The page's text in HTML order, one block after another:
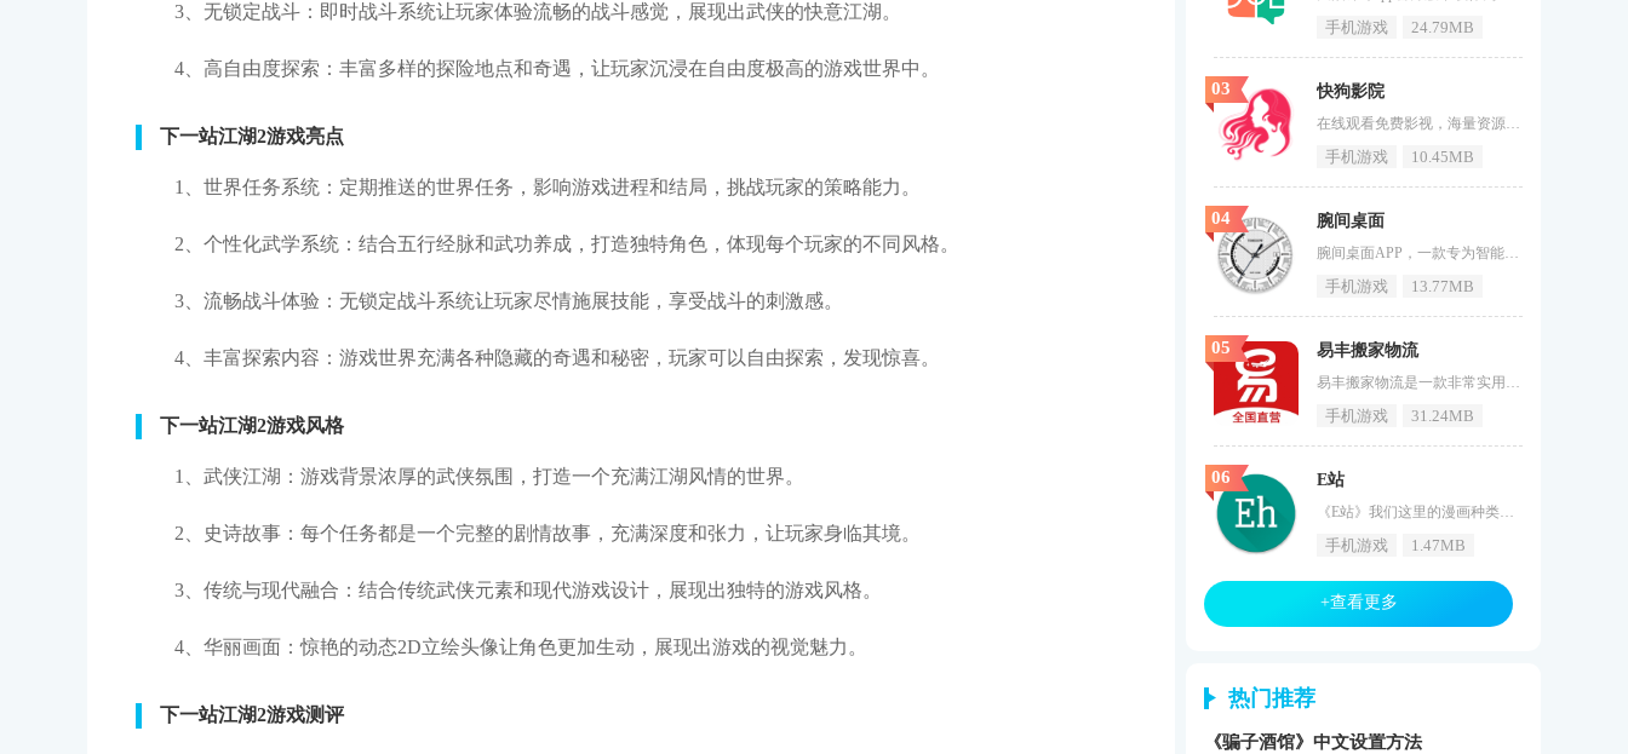
3、无锁定战斗：即时战斗系统让玩家体验流畅的战斗感觉，展现出武侠的快意江湖。
4、高自由度探索：丰富多样的探险地点和奇遇，让玩家沉浸在自由度极高的游戏世界中。
下一站江湖2游戏亮点
1、世界任务系统：定期推送的世界任务，影响游戏进程和结局，挑战玩家的策略能力。
2、个性化武学系统：结合五行经脉和武功养成，打造独特角色，体现每个玩家的不同风格。
3、流畅战斗体验：无锁定战斗系统让玩家尽情施展技能，享受战斗的刺激感。
4、丰富探索内容：游戏世界充满各种隐藏的奇遇和秘密，玩家可以自由探索，发现惊喜。
下一站江湖2游戏风格
1、武侠江湖：游戏背景浓厚的武侠氛围，打造一个充满江湖风情的世界。
2、史诗故事：每个任务都是一个完整的剧情故事，充满深度和张力，让玩家身临其境。
3、传统与现代融合：结合传统武侠元素和现代游戏设计，展现出独特的游戏风格。
4、华丽画面：惊艳的动态2D立绘头像让角色更加生动，展现出游戏的视觉魅力。
下一站江湖2游戏测评
手机游戏 24.79MB
快狗影院
在线观看免费影视，海量资源随意下载。《快狗影院》在这里拥有海量的影视进行观看，海量的资源可以免费下载。你的追剧体验相当的不错，打开手机就能观看影视的资源，所有你喜欢的资源都免费提供给你，还有大量有趣的影视内容体验。如果喜欢这款软件的用户不要在犹豫了快来71游戏网下载吧。快狗影院特色1、快狗影院一键将您喜欢的电影缓存在本地视频中，可以实现更多的批处理管理，操作非常简单。2、在线缓存包含在线电视连续剧等资源，因此您可以随时查找自己喜欢的电影，进行免费观看。3、免费观看最新
手机游戏 10.45MB
03
腕间桌面
腕间桌面APP，一款专为智能手表用户量身打造的个性化桌面软件，它以其强大的兼容性和丰富的自定义功能赢得了广大用户的青睐。无论是安卓还是非AppleWatch的智能手表，都能轻松适配腕间桌面，实现一键换装，让您的手表表盘焕然一新。软件界面简洁直观，操作流畅便捷，支持用户自由设置表盘样式、应用布局及屏幕亮度等，满足个性化需求。腕间桌面还具备自动时间校准、通知管理等功能，让您的手表更加智能、实用。腕间桌面APP怎么使用1、进入软件以后我们需要给予腕间桌面app的所有权限；2
手机游戏 13.77MB
04
易丰搬家物流
易丰搬家物流是一款非常实用的搬家服务应用，可以满足用户在全国各地搬家的需求。通过这款APP，用户可以轻松地一键预约，非常方便，尤其是对于繁忙的城市人群。软件界面简洁明了，用户可以快速找到自己需要的功能，如查看订单、预约搬家等。易丰搬家还提供专业的包装、拆装和搬运服务，涵盖了多种搬家需求，包括跨城、同城、办公搬迁等，服务的多样性令人满意。计费规则明确，用户在使用过程中不会对隐性收费感到不安，搬家更放心。怎么下单1、打开易丰搬家物流，登录自己的账号；2、我们设置从哪里搬出，
手机游戏 31.24MB
05
E站
《E站》我们这里的漫画种类非常的多，比如经典的日漫、水墨风的国漫、言情的韩漫和科幻的美漫。我们这里的漫画还有着排行榜，经常是我们的国漫占据第一的榜首，说明国内用户还是喜欢国漫，喜欢的用户快来游戏窝手游网下载使用吧！E站介绍e站app是一款专为喜欢漫画的漫友打造的最新手机漫画软件，在e站手机版中，漫友们可以免费体验到各种经典火热的手机漫画，不管是大家非常喜欢日漫，还是韩漫、绅漫等等，都可以在这里看到，欢迎下载。E站亮点巨量美女视频，宅男专属福利操作简单，操作快速，随时
手机游戏 1.47MB
06
+查看更多
热门推荐
《骗子酒馆》中文设置方法